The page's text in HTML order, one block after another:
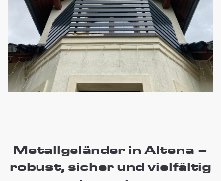
Metallgeländer in Altena –
robust, sicher und vielfältig